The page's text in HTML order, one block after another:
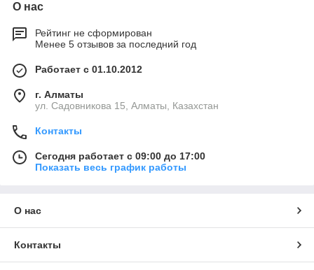
О нас
Рейтинг не сформирован
Менее 5 отзывов за последний год
Работает с 01.10.2012
г. Алматы
ул. Садовникова 15, Алматы, Казахстан
Контакты
Сегодня работает с 09:00 до 17:00
Показать весь график работы
О нас
Контакты